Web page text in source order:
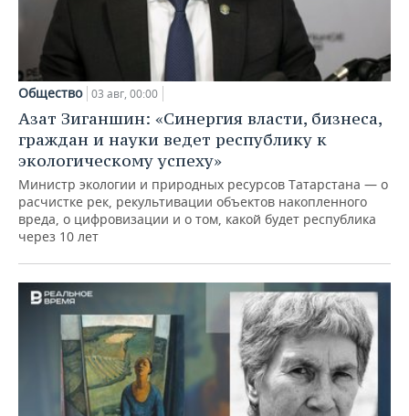
Общество 03 авг, 00:00
Азат Зиганшин: «Синергия власти, бизнеса,
граждан и науки ведет республику к
экологическому успеху»
Министр экологии и природных ресурсов Татарстана — о
расчистке рек, рекультивации объектов накопленного
вреда, о цифровизации и о том, какой будет республика
через 10 лет